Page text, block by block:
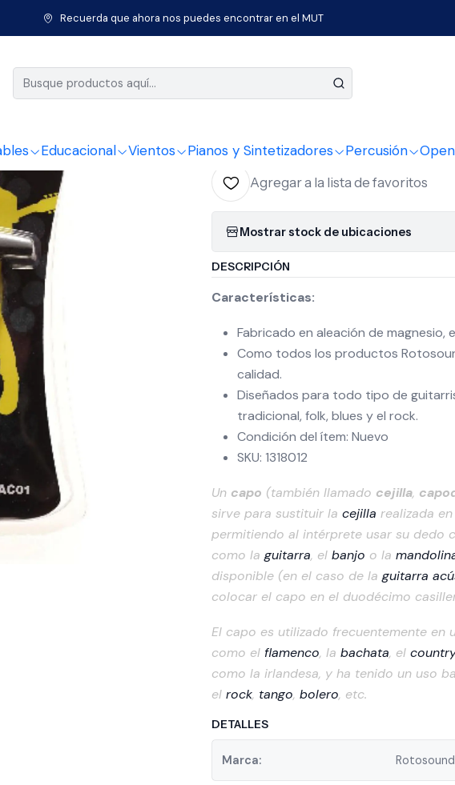
Educacional Vientos Pianos y Sintetizadores Percusión
Recuerda que ahora nos puedes encontrar en el MUT
de Cuerda Guitarras Acc. Guitarra Guitar Capo Rotosound Magnesio AC01
|
Guitar Capo
Agregar a la lista de favoritos
Mostrar stock de ubicaciones
DESCRIPCIÓN
Características:
Fabricado en aleación de
Como todos los productos
calidad.
Diseñados para todo tipo de
tradicional, folk, blues y el rock.
Condición del ítem: Nuevo
SKU: 1318012
Un capo (también llamado cejilla,
sirve para sustituir la cejilla realizada
permitiendo al intérprete usar su dedo
como la guitarra, el banjo o la
disponible (en el caso de la guitarra
colocar el capo en el duodécimo
El capo es utilizado frecuentemente en
como el flamenco, la bachata, el country
como la irlandesa, y ha tenido un uso
el rock, tango, bolero, etc.
DETALLES
Marca: Rotosound